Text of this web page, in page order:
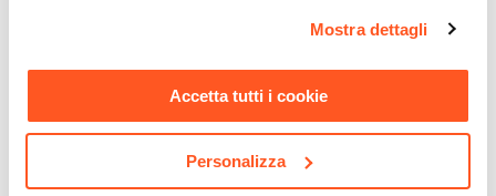
momento. Per maggiori informazioni si invita a leggere la
nostraCookie Policy.
Mostra dettagli
Accetta tutti i cookie
Personalizza
alluminio bianco
Applique LED da esterno
policarbonato bianco -
Mistik